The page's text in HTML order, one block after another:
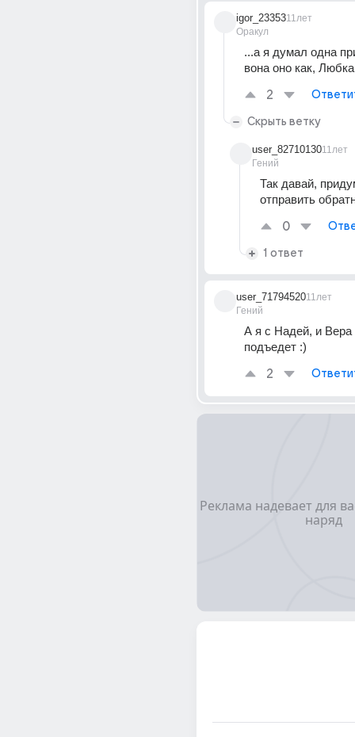
igor_23353
Оракул
11лет
...а я думал одна
вона оно как,
2
Скрыть ветку
user_82710130
Гений
11лет
Так давай,
отправить
0
1 ответ
user_71794520
Гений
11лет
А я с Надей, и Вера
подъедет :)
2